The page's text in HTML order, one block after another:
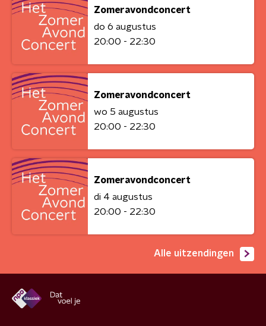
Zomeravondconcert
do 6 augustus
20:00 - 22:30
Zomeravondconcert
wo 5 augustus
20:00 - 22:30
Zomeravondconcert
di 4 augustus
20:00 - 22:30
Alle uitzendingen